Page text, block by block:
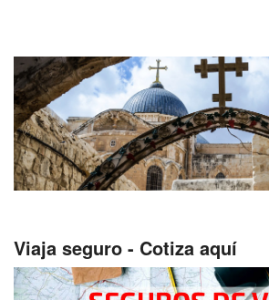
Viaja seguro - Cotiza aquí